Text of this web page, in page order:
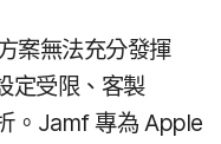
案​無法​充分​發揮
定​受限、​客製​
。 Jamf專為 Apple